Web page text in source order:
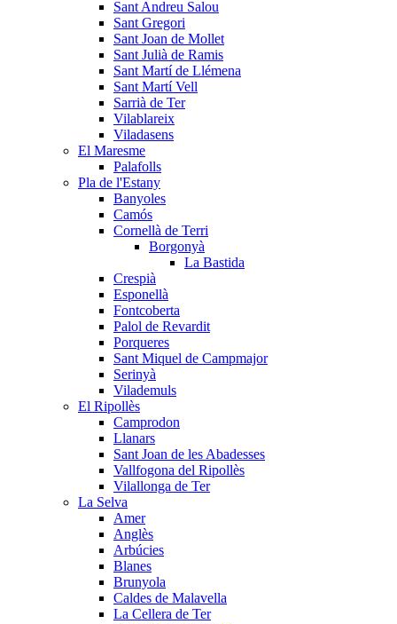
Sant Andreu Salou
Sant Gregori
Sant Joan de Mollet
Sant Julià de Ramis
Sant Martí de Llémena
Sant Martí Vell
Sarrià de Ter
Vilablareix
Viladasens
El Maresme
Palafolls
Pla de l'Estany
Banyoles
Camós
Cornellà de Terri
Borgonyà
La Bastida
Crespià
Esponellà
Fontcoberta
Palol de Revardit
Porqueres
Sant Miquel de Campmajor
Serinyà
Vilademuls
El Ripollès
Camprodon
Llanars
Sant Joan de les Abadesses
Vallfogona del Ripollès
Vilallonga de Ter
La Selva
Amer
Anglès
Arbúcies
Blanes
Brunyola
Caldes de Malavella
La Cellera de Ter